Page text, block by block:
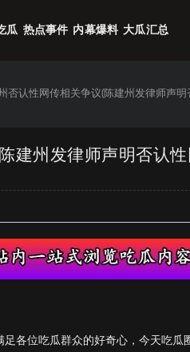
瓜 热点事件 内幕爆料 大瓜汇总
否认性网传相关争议(陈建州发律师声
建州发律师声明否认
各位吃瓜群众的好奇心，今天吃瓜